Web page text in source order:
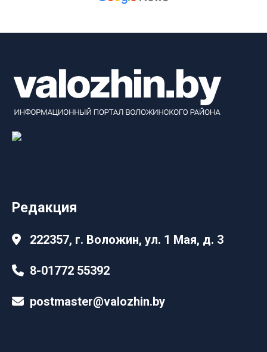
Редакция
222357, г. Воложин, ул. 1 Мая, д. 3
8-01772 55392
postmaster@valozhin.by